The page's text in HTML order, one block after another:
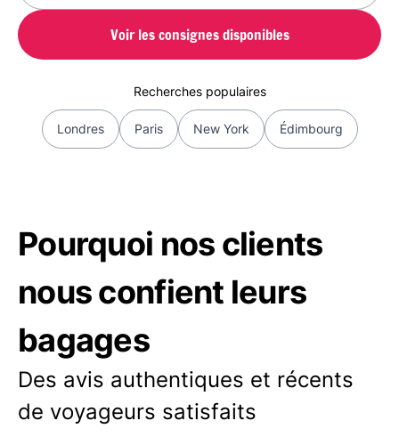
Voir les consignes disponibles
Recherches populaires
Londres Paris New York Édimbourg
Pourquoi nos clients
nous confient leurs
bagages
Des avis authentiques et récents
de voyageurs satisfaits